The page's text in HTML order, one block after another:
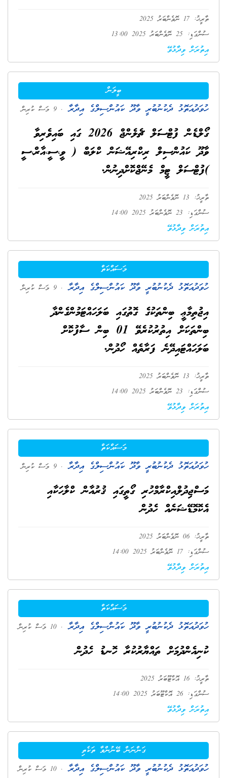
ތާރީޚު: 17 ނޮވެންބަރު 2025
ސުންގަޑި: 25 ނޮވެންބަރު 2025 13:00
އިތުރަށް ވިދާޅުވޭ
ބީލަން
ހުވަދުއަތޮޅު ދެކުނުބުރީ ވާދޫ ކައުންސިލްގެ އިދާރާ . 9 މަސް ކުރިން
ގޯލްޑެން ފުޓްސަލް ޗެލެންޖް 2026 ގައި ބައިވެރިވާ
ވާދޫ ކައުންސިލް ރިކްރިއޭޝަން ކްލަބް ( ވީ،ސީ،އާރް،ސީ
)ފުޓްސަލް ޓީމް މެނޭޖްކޮށްދިނުން.
ތާރީޚު: 13 ނޮވެންބަރު 2025
ސުންގަޑި: 23 ނޮވެންބަރު 2025 14:00
އިތުރަށް ވިދާޅުވޭ
މަސައްކަތް
ހުވަދުއަތޮޅު ދެކުނުބުރީ ވާދޫ ކައުންސިލްގެ އިދާރާ . 9 މަސް ކުރިން
އިޖުތިމާޢީ ބިންތަކުގެ ގޮތުގައި ބަލަހައްޓަމުންގެންދާ
ބިންތަކަށް އިތުރުކުރެވޭ 01 ބިން ސާފުކޮށް
ބަލަހައްޓައިދޭނެ ފަރާތެއް ހޯދުން.
ތާރީޚު: 13 ނޮވެންބަރު 2025
ސުންގަޑި: 23 ނޮވެންބަރު 2025 14:00
އިތުރަށް ވިދާޅުވޭ
މަސައްކަތް
ހުވަދުއަތޮޅު ދެކުނުބުރީ ވާދޫ ކައުންސިލްގެ އިދާރާ . 9 މަސް ކުރިން
މަސްޖިދުލްއިކްރާމްހުރި ގޯތީގައި ޤުރުއާން ކްލާހަކާއި
އެކޮމޮޑޭޝަނެއް ހެދުން
ތާރީޚު: 06 ނޮވެންބަރު 2025
ސުންގަޑި: 17 ނޮވެންބަރު 2025 14:00
އިތުރަށް ވިދާޅުވޭ
މަސައްކަތް
ހުވަދުއަތޮޅު ދެކުނުބުރީ ވާދޫ ކައުންސިލްގެ އިދާރާ . 10 މަސް ކުރިން
ކުނިއެންދުމަށް ތައްޔާރުކުރާ ހޮނޑު ހެދުން
ތާރީޚު: 16 އޮކްޓޫބަރު 2025
ސުންގަޑި: 26 އޮކްޓޫބަރު 2025 14:00
އިތުރަށް ވިދާޅުވޭ
ގަންނަން ބޭނުންވާ ތަކެތި
ހުވަދުއަތޮޅު ދެކުނުބުރީ ވާދޫ ކައުންސިލްގެ އިދާރާ . 10 މަސް ކުރިން